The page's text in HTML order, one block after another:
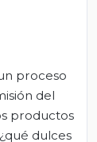
proceso
del
productos
dulces